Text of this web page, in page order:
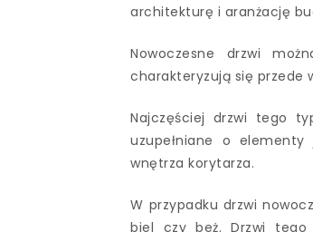
architekturę i aranżację
Nowoczesne drzwi
charakteryzują się przede
Najczęściej drzwi tego
uzupełniane o
wnętrza korytarza.
W przypadku drzwi
biel czy beż. Drzwi